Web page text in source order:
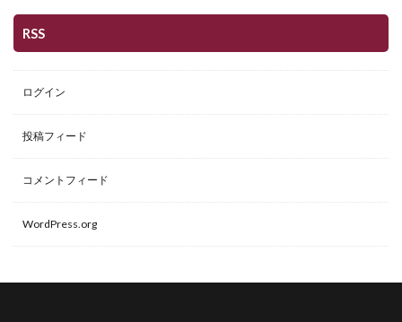
RSS
ログイン
投稿フィード
コメントフィード
WordPress.org